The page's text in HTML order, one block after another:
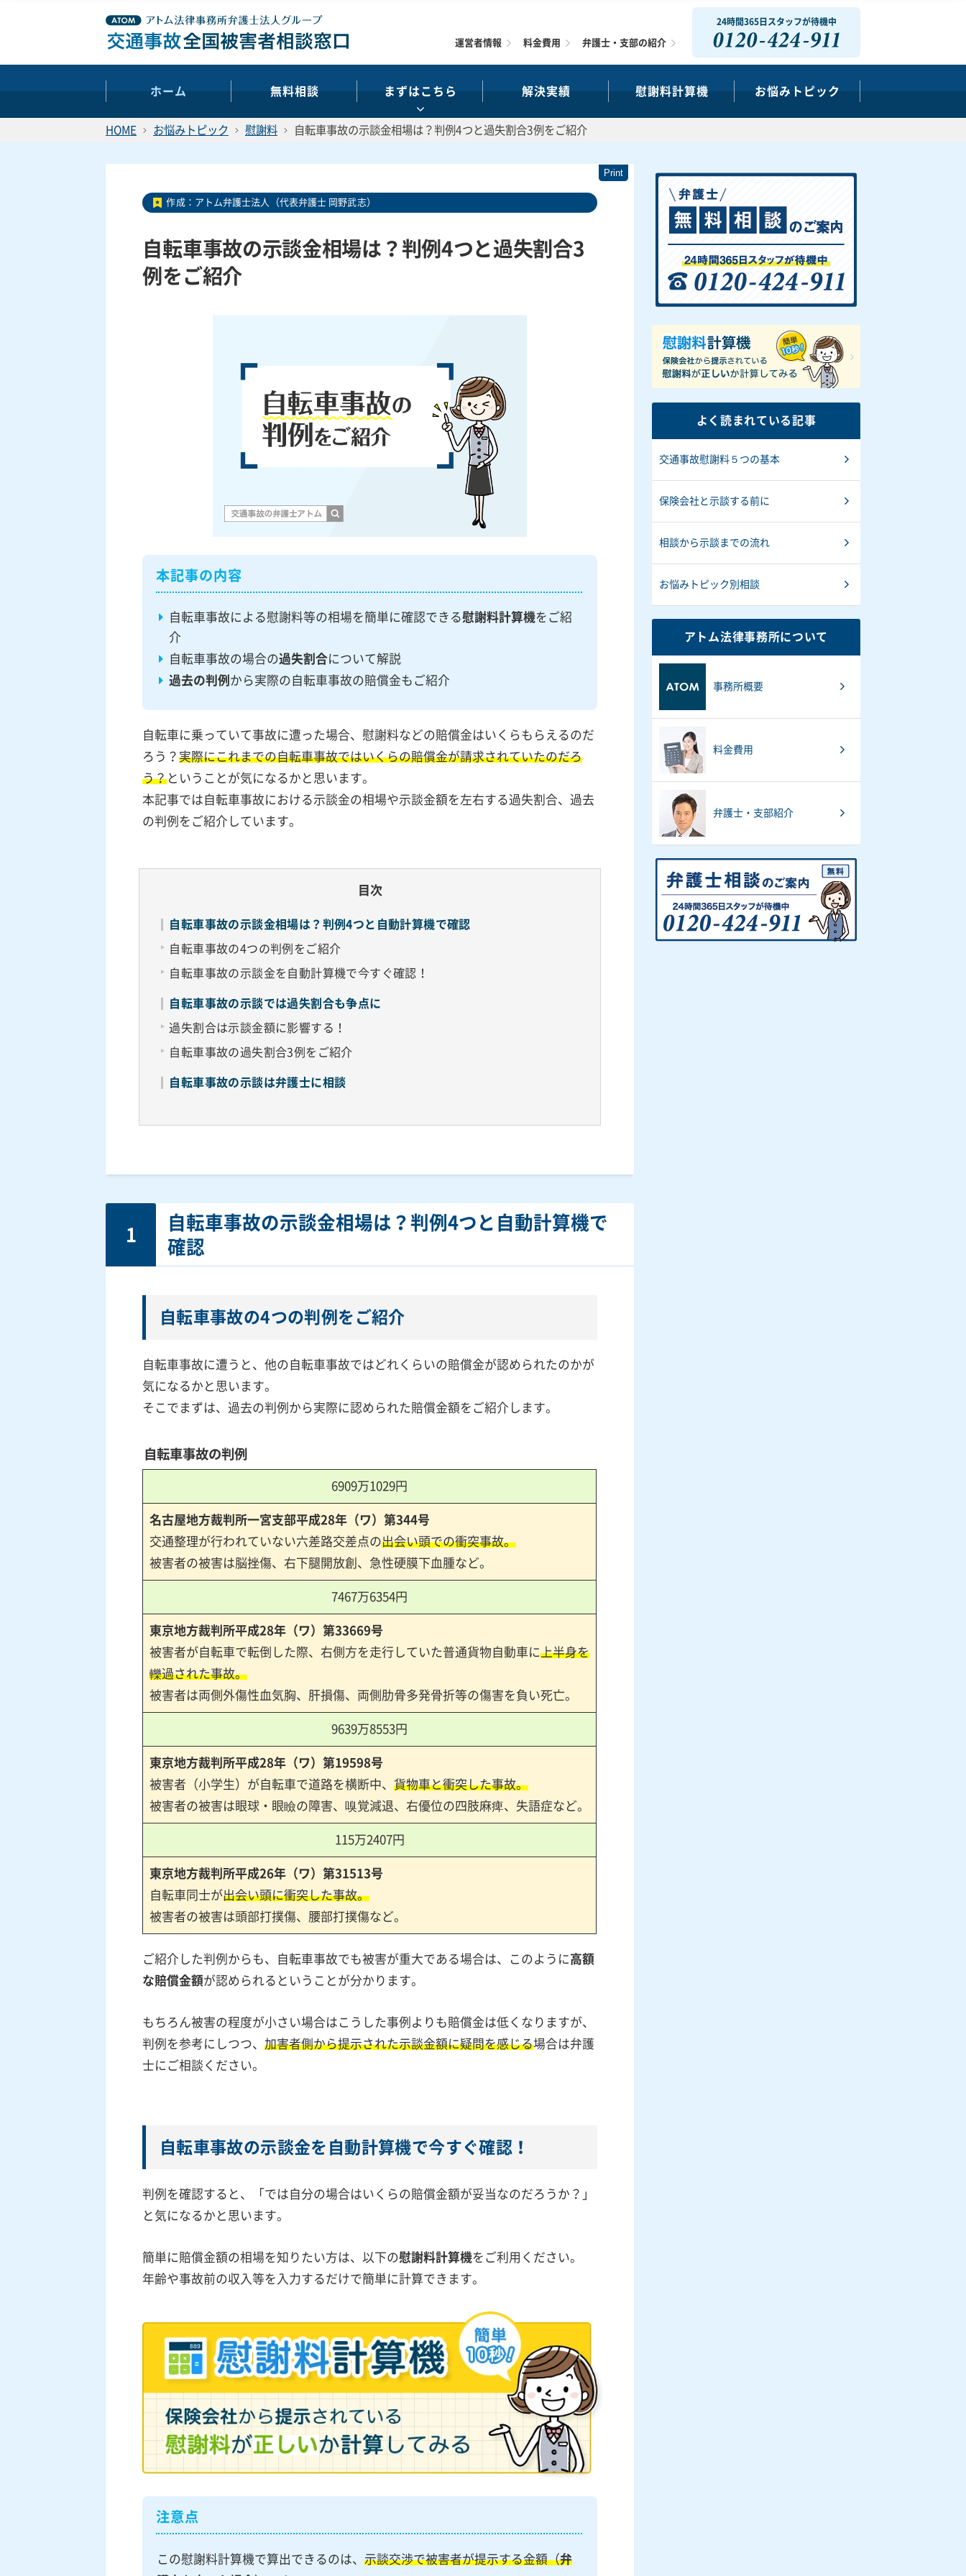
24時間365日スタッフが待機中
0120-424-911
ホーム 無料相談 まずはこちら 解決実績 慰謝料計算機 お悩みトピック
運営者情報 料金費用 弁護士・支部の紹介
HOME お悩みトピック 慰謝料 自転車事故の示談金相場は？判例4つと過失割合3例をご紹介
作成： アトム弁護士法人（代表弁護士 岡野武志）
自転車事故の示談金相場は？判例4つと過失割合3
例をご紹介
本記事の内容
自転車事故による慰謝料等の相場を簡単に確認できる慰謝料計算機をご紹
介
自転車事故の場合の過失割合について解説
過去の判例 から実際の自転車事故の賠償金もご紹介
自転車に乗っていて事故に遭った場合、慰謝料などの賠償金はいくらもらえるのだ
ろう？実際にこれまでの自転車事故ではいくらの賠償金が請求されていたのだろ
う？ということが気になるかと思います。
本記事では自転車事故における示談金の相場や示談金額を左右する過失割合、過去
の判例をご紹介しています。
目次
自転車事故の示談金相場は？判例4つと自動計算機で確認
自転車事故の4つの判例をご紹介
自転車事故の示談金を自動計算機で今すぐ確認！
自転車事故の示談では過失割合も争点に
過失割合は示談金額に影響する！
自転車事故の過失割合3例をご紹介
自転車事故の示談は弁護士に相談
1
自転車事故の示談金相場は？判例4つと自動計算機で
確認
自転車事故の4つの判例をご紹介
自転車事故に遭うと、他の自転車事故ではどれくらいの賠償金が認められたのかが
気になるかと思います。
そこでまずは、過去の判例から実際に認められた賠償金額をご紹介します。
自転車事故の判例
6909万1029円
名古屋地方裁判所一宮支部平成28年（ワ）第344号
交通整理が行われていない六差路交差点の出会い頭での衝突事故。
被害者の被害は脳挫傷、右下腿開放創、急性硬膜下血腫など。
7467万6354円
東京地方裁判所平成28年（ワ）第33669号
被害者が自転車で転倒した際、右側方を走行していた普通貨物自動車に上半身を
轢過された事故。
被害者は両側外傷性血気胸、肝損傷、両側肋骨多発骨折等の傷害を負い死亡。
9639万8553円
東京地方裁判所平成28年（ワ）第19598号
被害者（小学生）が自転車で道路を横断中、 貨物車と衝突した事故。
被害者の被害は眼球・眼瞼の障害、嗅覚減退、右優位の四肢麻痺、失語症など。
115万2407円
東京地方裁判所平成26年（ワ）第31513号
自転車同士が出会い頭に衝突した事故。
被害者の被害は頭部打撲傷、腰部打撲傷など。
ご紹介した判例からも、自転車事故でも被害が重大である場合は、このように高額
な賠償金額が認められるということが分かります。
もちろん被害の程度が小さい場合はこうした事例よりも賠償金は低くなりますが、
判例を参考にしつつ、加害者側から提示された示談金額に疑問を感じる場合は弁護
士にご相談ください。
自転車事故の示談金を自動計算機で今すぐ確認！
判例を確認すると、「では自分の場合はいくらの賠償金額が妥当なのだろうか？」
と気になるかと思います。
簡単に賠償金額の相場を知りたい方は、以下の慰謝料計算機をご利用ください。
年齢や事故前の収入等を入力するだけで簡単に計算できます。
注意点
この慰謝料計算機で算出できるのは、示談交渉で被害者が提示する金額（弁
よく読まれている記事
交通事故慰謝料５つの基本
保険会社と示談する前に
相談から示談までの流れ
お悩みトピック別相談
アトム法律事務所について
事務所概要
料金費用
弁護士・支部紹介